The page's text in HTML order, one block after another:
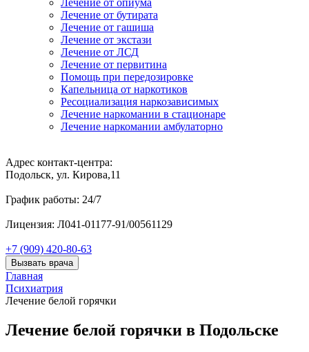
Лечение от опиума
Лечение от бутирата
Лечение от гашиша
Лечение от экстази
Лечение от ЛСД
Лечение от первитина
Помощь при передозировке
Капельница от наркотиков
Ресоциализация наркозависимых
Лечение наркомании в стационаре
Лечение наркомании амбулаторно
Адрес контакт-центра:
Подольск, ул. Кирова,11
График работы: 24/7
Лицензия: Л041-01177-91/00561129
+7 (909) 420-80-63
Вызвать врача
Главная
Психиатрия
Лечение белой горячки
Лечение белой горячки в Подольске